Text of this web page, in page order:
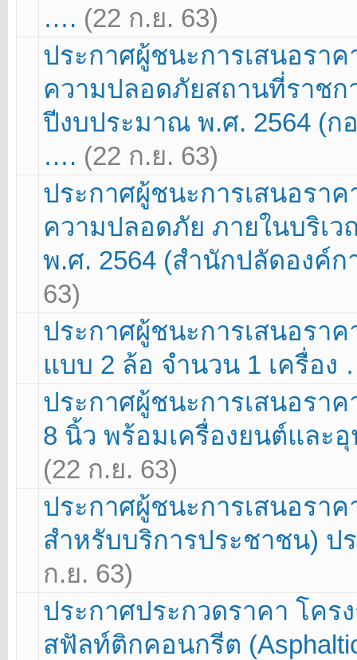
…. (22 ก.ย. 63)
ประกาศผู้ชนะการเสนอราค
ความปลอดภัยสถานที่ราชก
ปีงบประมาณ พ.ศ. 2564 (ก
…. (22 ก.ย. 63)
ประกาศผู้ชนะการเสนอราค
ความปลอดภัย ภายในบริเ
พ.ศ. 2564 (สำนักปลัดองค์
63)
ประกาศผู้ชนะการเสนอรา
แบบ 2 ล้อ จำนวน 1 เครื่อ
ประกาศผู้ชนะการเสนอรา
8 นิ้ว พร้อมเครื่องยนต์และ
(22 ก.ย. 63)
ประกาศผู้ชนะการเสนอรา
สำหรับบริการประชาชน)
ก.ย. 63)
ประกาศประกวดราคา โคร
สฟัลท์ติกคอนกรีต